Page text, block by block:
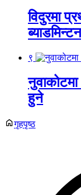
विदुरमा
९
नुवाकोटमा
हुने
गृहपृष्ठ